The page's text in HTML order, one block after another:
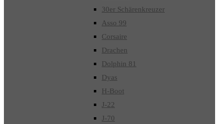
30er Schärenkreuzer
Asso 99
Corsaire
Drachen
Dolphin 81
Dyas
H-Boot
J-22
J-70